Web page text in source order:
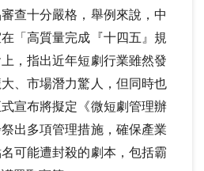
查十分嚴格，舉例來說，中
「高質量完成『十四五』規
，指出近年短劇行業雖然發
、市場潛力驚人，但同時也
宣布將擬定《微短劇管理辦
出多項管理措施，確保產業
可能遭封殺的劇本，包括霸